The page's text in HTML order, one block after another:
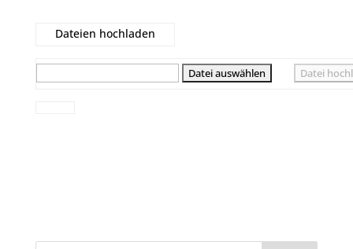
Dateien hochladen